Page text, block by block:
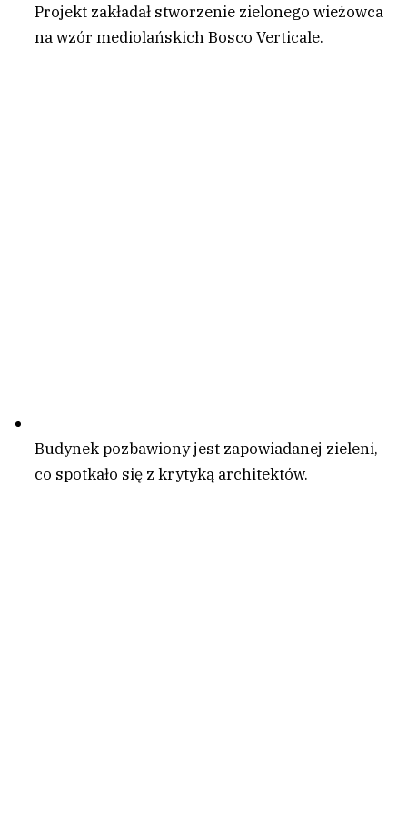
Projekt zakładał stworzenie zielonego wieżowca
na wzór mediolańskich Bosco Verticale.
Budynek pozbawiony jest zapowiadanej zieleni,
co spotkało się z krytyką architektów.